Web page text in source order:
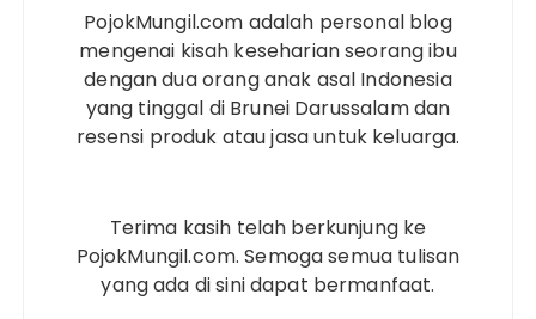
PojokMungil.com adalah personal blog
mengenai kisah keseharian seorang ibu
dengan dua orang anak asal Indonesia
yang tinggal di Brunei Darussalam dan
resensi produk atau jasa untuk keluarga.
Terima kasih telah berkunjung ke
PojokMungil.com. Semoga semua tulisan
yang ada di sini dapat bermanfaat.